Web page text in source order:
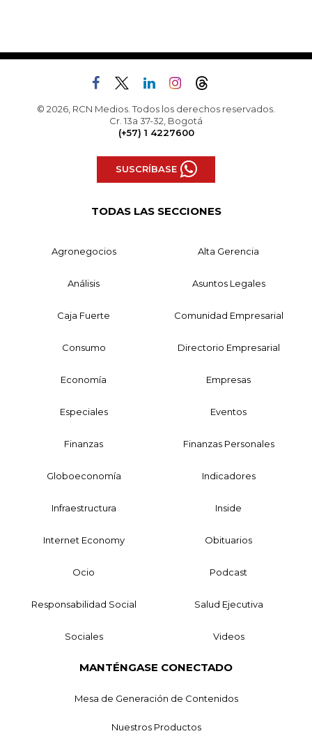
© 2026, RCN Medios. Todos los derechos reservados.
Cr. 13a 37-32, Bogotá
(+57) 1 4227600
SUSCRÍBASE
TODAS LAS SECCIONES
Agronegocios Alta Gerencia
Análisis Asuntos Legales
Caja Fuerte Comunidad Empresarial
Consumo Directorio Empresarial
Economía Empresas
Especiales Eventos
Finanzas Finanzas Personales
Globoeconomía Indicadores
Infraestructura Inside
Internet Economy Obituarios
Ocio Podcast
Responsabilidad Social Salud Ejecutiva
Sociales Videos
MANTÉNGASE CONECTADO
Mesa de Generación de Contenidos
Nuestros Productos